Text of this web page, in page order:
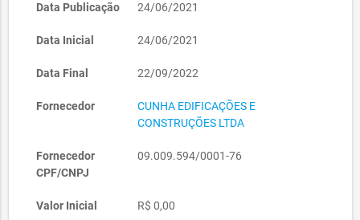
Data Publicação 24/06/2021
Data Inicial 24/06/2021
Data Final 22/09/2022
Fornecedor
CUNHA EDIFICAÇÕES E
CONSTRUÇÕES LTDA
Fornecedor
CPF/CNPJ
09.009.594/0001-76
Valor Inicial R$ 0,00